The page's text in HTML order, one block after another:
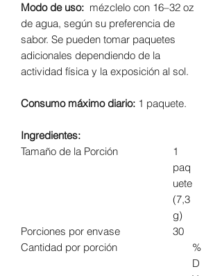
Modo de uso: mézclelo con 16–32 oz
de agua, según su preferencia de
sabor. Se pueden tomar paquetes
adicionales dependiendo de la
actividad física y la exposición al sol.
Consumo máximo diario: 1 paquete.
Ingredientes:
Tamaño de la Porción
1
paq
uete
(7,3
g)
Porciones por envase
30
Cantidad por porción
%
D